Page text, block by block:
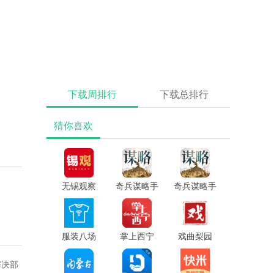
部
下载周排行 下载总排行
猜你喜欢
无锡观察
app
奇兵谋略手
游官方版
奇兵谋略手
服装八场
app
掌上西宁
app
戏曲梨园
app